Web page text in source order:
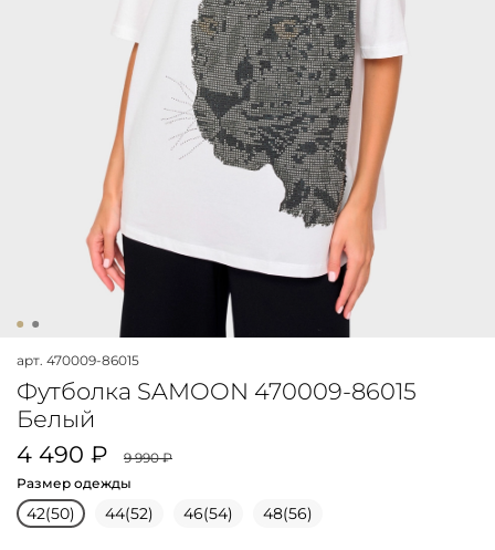
арт. 470009-86015
Футболка SAMOON 470009-86015
Белый
4 490 ₽
9 990 ₽
Размер одежды
42(50) 44(52) 46(54) 48(56)